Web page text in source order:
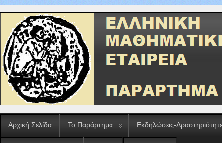
Αρχική Σελίδα Το Παράρτημα Εκδηλώσεις-